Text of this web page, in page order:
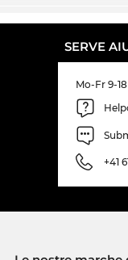
SERVE
Mo-Fr 9-
+41